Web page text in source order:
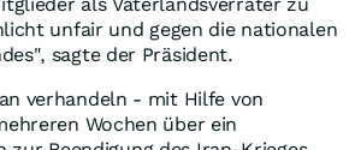
unfair und gegen die nationalen
sagte der Präsident.
verhandeln - mit Hilfe von
Wochen über ein